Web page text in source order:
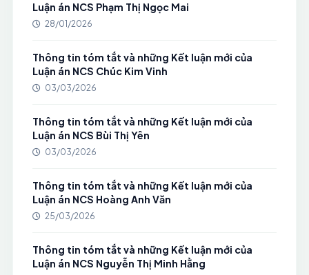
Luận án NCS Phạm Thị Ngọc Mai
28/01/2026
Thông tin tóm tắt và những Kết luận mới của
Luận án NCS Chúc Kim Vinh
03/03/2026
Thông tin tóm tắt và những Kết luận mới của
Luận án NCS Bùi Thị Yên
03/03/2026
Thông tin tóm tắt và những Kết luận mới của
Luận án NCS Hoàng Anh Văn
25/03/2026
Thông tin tóm tắt và những Kết luận mới của
Luận án NCS Nguyễn Thị Minh Hằng